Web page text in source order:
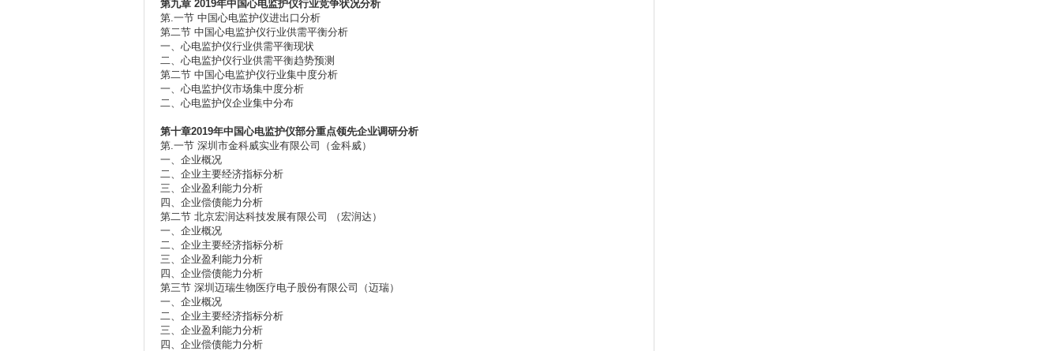
第九章 2019年中国心电监护仪行业竞争状况分析
第.一节 中国心电监护仪进出口分析
第二节 中国心电监护仪行业供需平衡分析
一、心电监护仪行业供需平衡现状
二、心电监护仪行业供需平衡趋势预测
第二节 中国心电监护仪行业集中度分析
一、心电监护仪市场集中度分析
二、心电监护仪企业集中分布
第十章2019年中国心电监护仪部分重点领先企业调研分析
第.一节 深圳市金科威实业有限公司（金科威）
一、企业概况
二、企业主要经济指标分析
三、企业盈利能力分析
四、企业偿债能力分析
第二节 北京宏润达科技发展有限公司 （宏润达）
一、企业概况
二、企业主要经济指标分析
三、企业盈利能力分析
四、企业偿债能力分析
第三节 深圳迈瑞生物医疗电子股份有限公司（迈瑞）
一、企业概况
二、企业主要经济指标分析
三、企业盈利能力分析
四、企业偿债能力分析